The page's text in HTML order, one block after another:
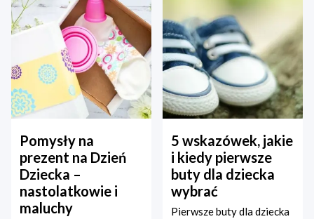
Pomysły na
prezent na Dzień
Dziecka –
nastolatkowie i
maluchy
5 wskazówek, jakie
i kiedy pierwsze
buty dla dziecka
wybrać
Pierwsze buty dla dziecka